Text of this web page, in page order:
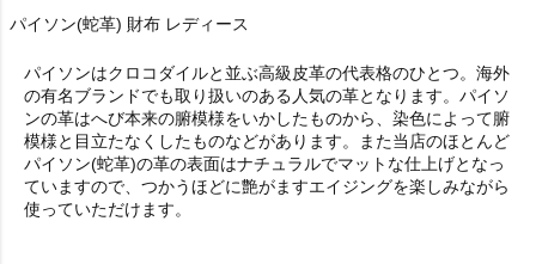
パイソン(蛇革) 財布 レディース
パイソンはクロコダイルと並ぶ高級皮革の代表格のひとつ。海外
の有名ブランドでも取り扱いのある人気の革となります。パイソ
ンの革はへび本来の腑模様をいかしたものから、染色によって腑
模様と目立たなくしたものなどがあります。また当店のほとんど
パイソン(蛇革)の革の表面はナチュラルでマットな仕上げとなっ
ていますので、つかうほどに艶がますエイジングを楽しみながら
使っていただけます。